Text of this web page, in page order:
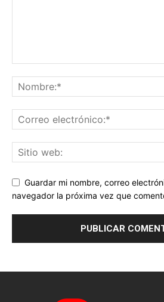
Guardar mi nombre, correo
navegador la próxima vez que